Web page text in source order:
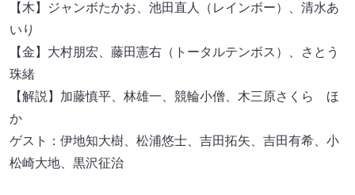
【木】ジャンボたかお、池田直人（レインボー）、清水あ
いり
【金】大村朋宏、藤田憲右（トータルテンボス）、さとう
珠緒
【解説】加藤慎平、林雄一、競輪小僧、木三原さくら ほ
か
ゲスト：伊地知大樹、松浦悠士、吉田拓矢、吉田有希、小
松崎大地、黒沢征治